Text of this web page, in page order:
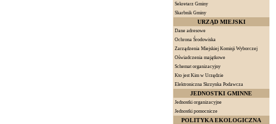
Sekretarz Gminy
Skarbnik Gminy
URZĄD MIEJSKI
Dane adresowe
Ochrona Środowiska
Zarządzenia Miejskiej Komisji Wyborczej
Oświadczenia majątkowe
Schemat organizacyjny
Kto jest Kim w Urzędzie
Elektroniczna Skrzynka Podawcza
JEDNOSTKI GMINNE
Jednostki organizacyjne
Jednostki pomocnicze
POLITYKA EKOLOGICZNA